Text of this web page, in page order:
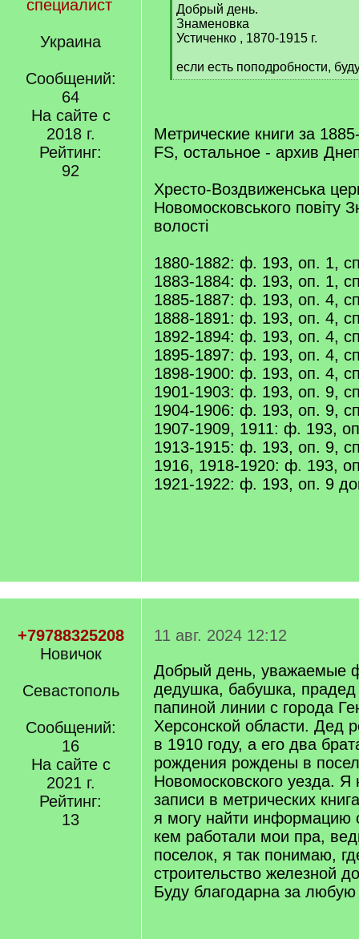
специалист
Украина
Сообщений:
64
На сайте с
2018 г.
Рейтинг:
92
[
q
]
Добрый день.
Знаменовка
Устиченко , 1870-1915 г.
если есть поподробности,
[
Метрические книги за
FS, остальное - архив
Хресто-Воздвиженська
Новомосковського повіту
волості
1880-1882: ф. 193, оп. 1,
1883-1884: ф. 193, оп. 1,
1885-1887: ф. 193, оп. 4,
1888-1891: ф. 193, оп. 4,
1892-1894: ф. 193, оп. 4,
1895-1897: ф. 193, оп. 4,
1898-1900: ф. 193, оп. 4,
1901-1903: ф. 193, оп. 9,
1904-1906: ф. 193, оп. 9,
1907-1909, 1911: ф. 193,
1913-1915: ф. 193, оп. 9,
1916, 1918-1920: ф. 193,
1921-1922: ф. 193, оп. 9
+79788325208
Новичок
Севастополь
Сообщений:
16
На сайте с
2021 г.
Рейтинг:
13
11 авг. 2024 12:12
Добрый день, уважаемые
дедушка, бабушка,
папиной линии с города
Херсонской области. Дед
в 1910 году, а его два
рождения рождены в
Новомосковского уезда.
записи в метрических
я могу найти информацию
кем работали мои пра,
поселок, я так понимаю,
строительство железной
Буду благодарна за